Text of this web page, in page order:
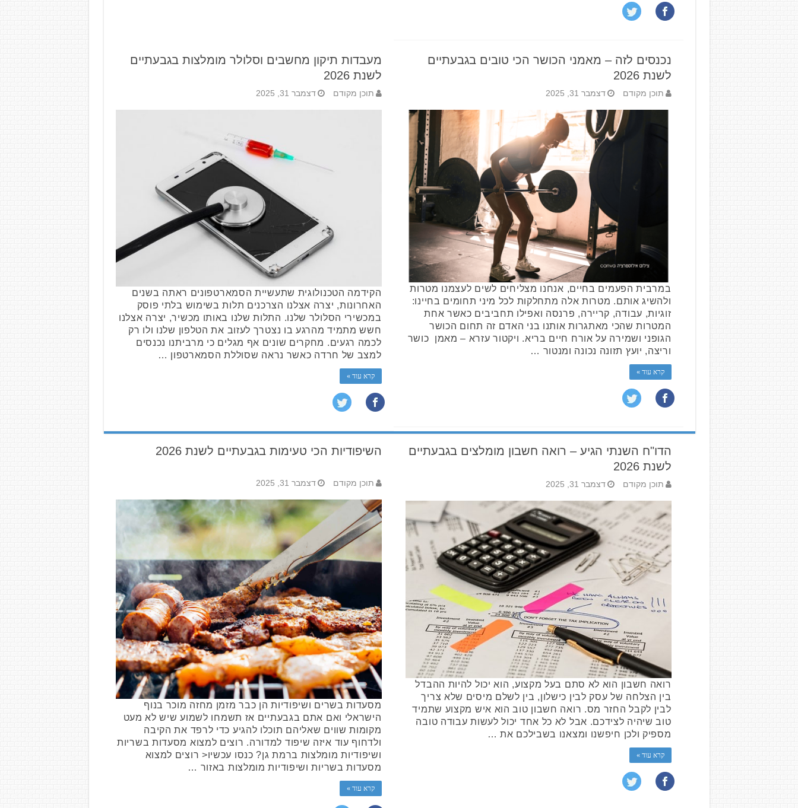
מעבדות תיקון מחשבים וסלולר מומלצות בגבעתיים
לשנת 2026
תוכן מקודם דצמבר 31, 2025
הקידמה הטכנולוגית שתעשיית הסמארטפונים ראתה בשנים
האחרונות, יצרה אצלנו הצרכנים תלות בשימוש בלתי פוסק
במכשירי הסלולר שלנו. התלות שלנו באותו מכשיר, יצרה אצלנו
חשש מתמיד מהרגע בו נצטרך לעזוב את הטלפון שלנו ולו רק
לכמה רגעים. מחקרים שונים אף מגלים כי מרביתנו נכנסים
למצב של חרדה כאשר נראה שסוללת הסמארטפון …
קרא עוד »
נכנסים לזה – מאמני הכושר הכי טובים בגבעתיים
לשנת 2026
תוכן מקודם דצמבר 31, 2025
במרבית הפעמים בחיים, אנחנו מצליחים לשים לעצמנו מטרות
ולהשיג אותם. מטרות אלה מתחלקות לכל מיני תחומים בחיינו:
זוגיות, עבודה, קריירה, פרנסה ואפילו תחביבים כאשר אחת
המטרות שהכי מאתגרות אותנו בני האדם זה תחום הכושר
הגופני ושמירה על אורח חיים בריא. ויקטור עזרא – מאמן כושר
וריצה, יועץ תזונה נכונה ומנטור …
קרא עוד »
השיפודיות הכי טעימות בגבעתיים לשנת 2026
תוכן מקודם דצמבר 31, 2025
מסעדות בשרים ושיפודיות הן כבר מזמן מחזה מוכר בנוף
הישראלי ואם אתם בגבעתיים אז תשמחו לשמוע שיש לא מעט
מקומות שווים שאליהם תוכלו להגיע כדי לרפד את הקיבה
ולדחוף עוד איזה שיפוד למדורה. רוצים למצוא מסעדות בשריות
ושיפודיות מומלצות ברמת גן? כנסו עכשיו< רוצים למצוא
מסעדות בשריות ושיפודיות מומלצות באזור …
קרא עוד »
הדו"ח השנתי הגיע – רואה חשבון מומלצים בגבעתיים
לשנת 2026
תוכן מקודם דצמבר 31, 2025
רואה חשבון הוא לא סתם בעל מקצוע, הוא יכול להיות ההבדל
בין הצלחה של עסק לבין כישלון, בין לשלם מיסים שלא צריך
לבין לקבל החזר מס. רואה חשבון טוב הוא איש מקצוע שתמיד
טוב שיהיה לצידכם. אבל לא כל אחד יכול לעשות עבודה טובה
מספיק ולכן חיפשנו ומצאנו בשבילכם את …
קרא עוד »